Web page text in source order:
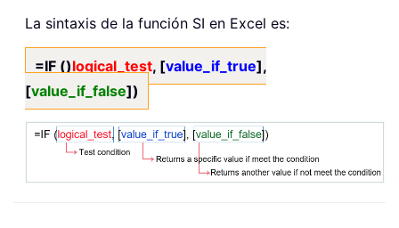
La sintaxis de la función SI en Excel es:
=IF ()logical_test, [value_if_true],
[value_if_false])